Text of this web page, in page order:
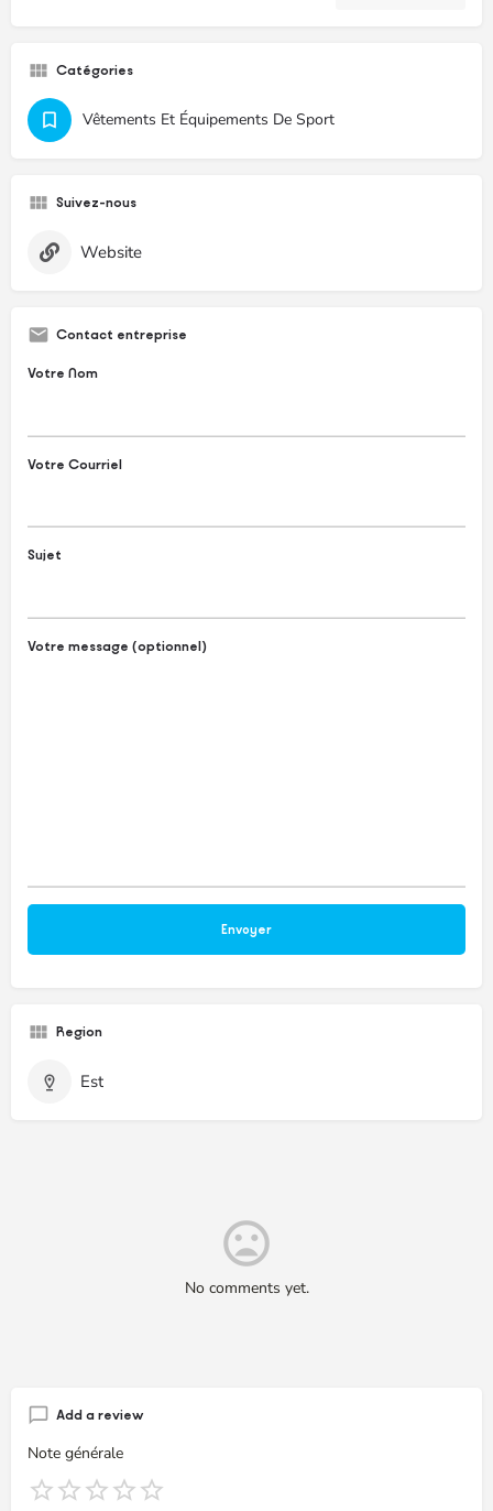
Catégories
Vêtements Et Équipements De Sport
Suivez-nous
Website
Contact entreprise
Votre Nom
Votre Courriel
Sujet
Votre message (optionnel)
Region
Est
No comments yet.
Add a review
Note générale